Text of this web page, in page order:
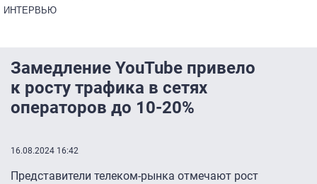
ИНТЕРВЬЮ
Замедление YouTube привело
к росту трафика в сетях
операторов до 10-20%
16.08.2024 16:42
Представители телеком-рынка отмечают рост